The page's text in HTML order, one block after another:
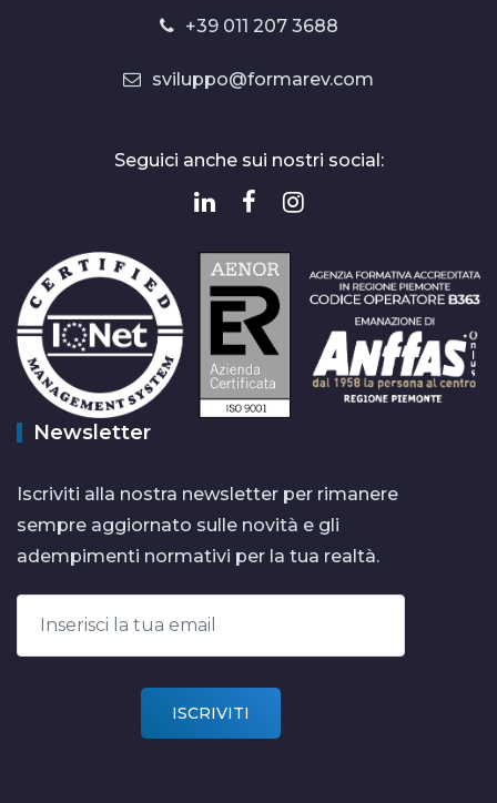
+39 011 207 3688
sviluppo@formarev.com
Seguici anche sui nostri social:
Newsletter
Iscriviti alla nostra newsletter per rimanere
sempre aggiornato sulle novità e gli
adempimenti normativi per la tua realtà.